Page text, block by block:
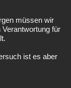
müssen wir
für
ist es aber